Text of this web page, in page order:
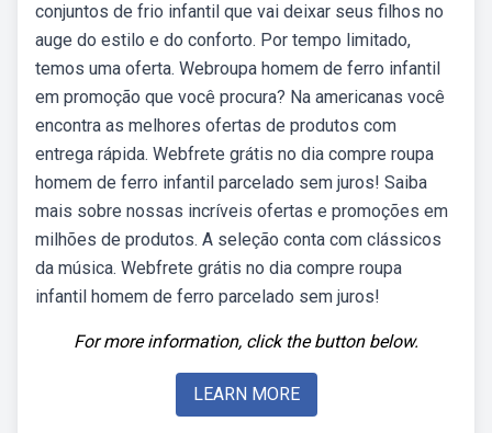
conjuntos de frio infantil que vai deixar seus filhos no
auge do estilo e do conforto. Por tempo limitado,
temos uma oferta. Webroupa homem de ferro infantil
em promoção que você procura? Na americanas você
encontra as melhores ofertas de produtos com
entrega rápida. Webfrete grátis no dia compre roupa
homem de ferro infantil parcelado sem juros! Saiba
mais sobre nossas incríveis ofertas e promoções em
milhões de produtos. A seleção conta com clássicos
da música. Webfrete grátis no dia compre roupa
infantil homem de ferro parcelado sem juros!
For more information, click the button below.
LEARN MORE